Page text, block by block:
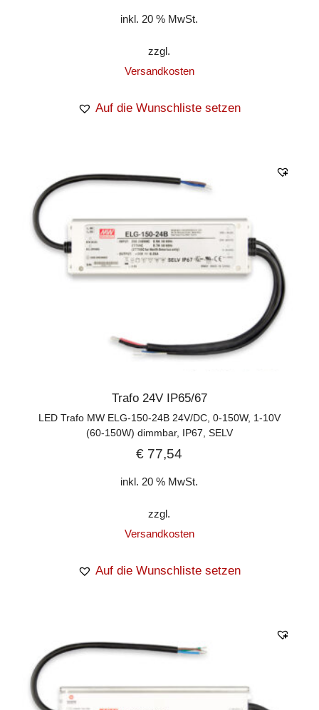
inkl. 20 % MwSt.
zzgl.
Versandkosten
Auf die Wunschliste setzen
Trafo 24V IP65/67
LED Trafo MW ELG-150-24B 24V/DC, 0-150W, 1-10V
(60-150W) dimmbar, IP67, SELV
€ 77,54
inkl. 20 % MwSt.
zzgl.
Versandkosten
Auf die Wunschliste setzen